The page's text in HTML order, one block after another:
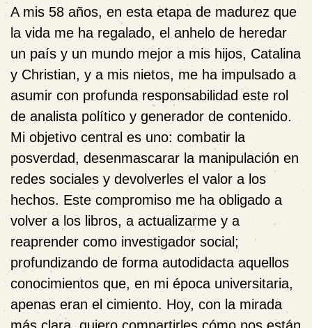
A mis 58 años, en esta etapa de madurez que
la vida me ha regalado, el anhelo de heredar
un país y un mundo mejor a mis hijos, Catalina
y Christian, y a mis nietos, me ha impulsado a
asumir con profunda responsabilidad este rol
de analista político y generador de contenido.
Mi objetivo central es uno: combatir la
posverdad, desenmascarar la manipulación en
redes sociales y devolverles el valor a los
hechos. Este compromiso me ha obligado a
volver a los libros, a actualizarme y a
reaprender como investigador social;
profundizando de forma autodidacta aquellos
conocimientos que, en mi época universitaria,
apenas eran el cimiento. Hoy, con la mirada